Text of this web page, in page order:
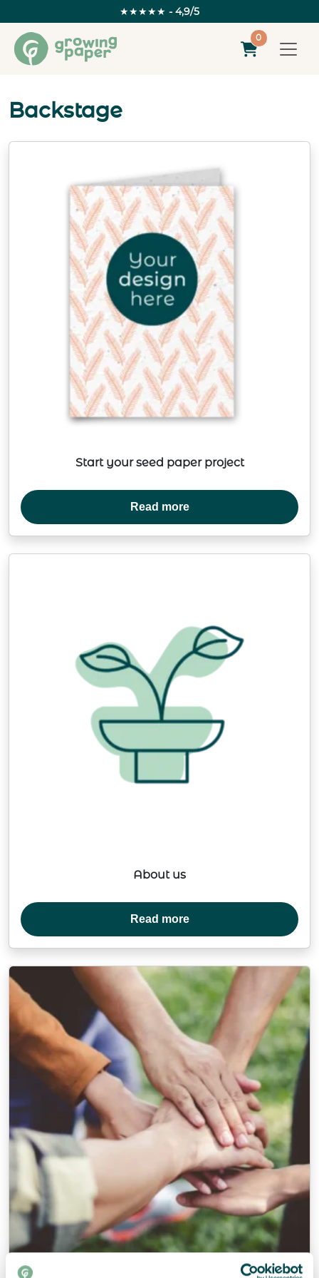
★★★★★ - 4,9/5
0
Backstage
Start your seed paper project
Read more
About us
Read more